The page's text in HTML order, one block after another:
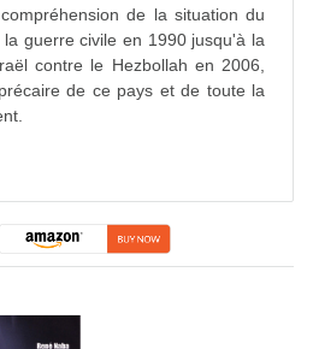
de la situation du
guerre civile en 1990 jusqu'à la
contre le Hezbollah en 2006,
de ce pays et de toute la